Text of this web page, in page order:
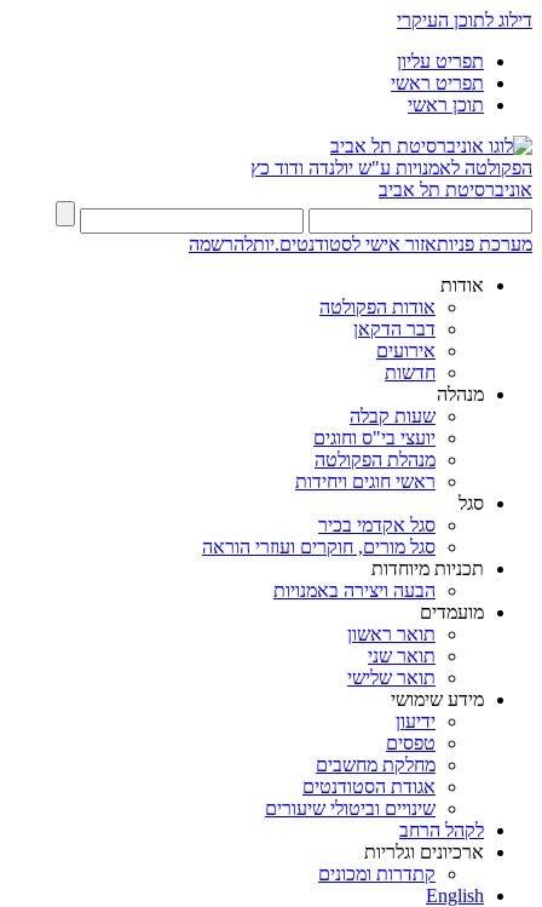
דילוג לתוכן העיקרי
תפריט עליון
תפריט ראשי
תוכן ראשי
הפקולטה לאמנויות ע"ש יולנדה ודוד כץ
אוניברסיטת תל אביב
מערכת פניותאזור אישי לסטודנטים.יותלהרשמה
אודות
אודות הפקולטה
דבר הדקאן
אירועים
חדשות
מנהלה
שעות קבלה
יועצי בי"ס וחוגים
מנהלת הפקולטה
ראשי חוגים ויחידות
סגל
סגל אקדמי בכיר
סגל מורים, חוקרים ועוזרי הוראה
תכניות מיוחדות
הבעה ויצירה באמנויות
מועמדים
תואר ראשון
תואר שני
תואר שלישי
מידע שימושי
ידיעון
טפסים
מחלקת מחשבים
אגודת הסטודנטים
שינויים וביטולי שיעורים
לקהל הרחב
ארכיונים וגלריות
קתדרות ומכונים
English